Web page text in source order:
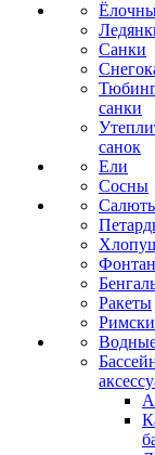
Санки
санки
санок
Ели
Сосны
Ракеты